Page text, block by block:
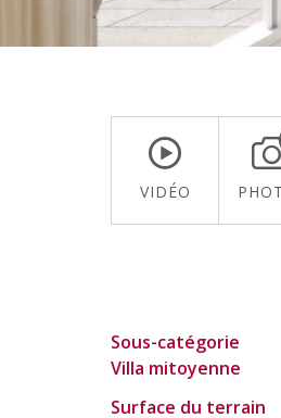
VIDÉO
Sous-catégorie
Villa mitoyenne
Surface du terrain